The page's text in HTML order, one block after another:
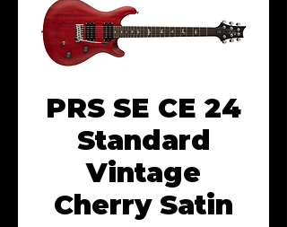
PRS SE CE 24
Standard
Vintage
Cherry Satin